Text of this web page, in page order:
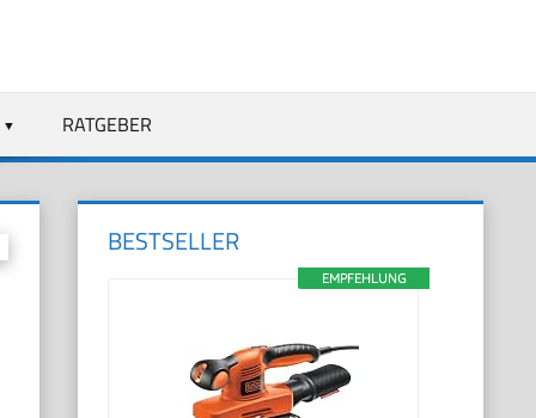
RATGEBER
BESTSELLER
EMPFEHLUNG